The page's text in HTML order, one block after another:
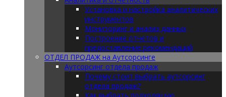
Установка и настройка аналитических
инструментов
Мониторинг и анализ данных
Построение отчетов и
предоставление рекомендаций
ОТДЕЛ ПРОДАЖ на Аутсорсинге
Аутсорсинг отдела продаж
Почему стоит выбрать аутсорсинг
отдела продаж?